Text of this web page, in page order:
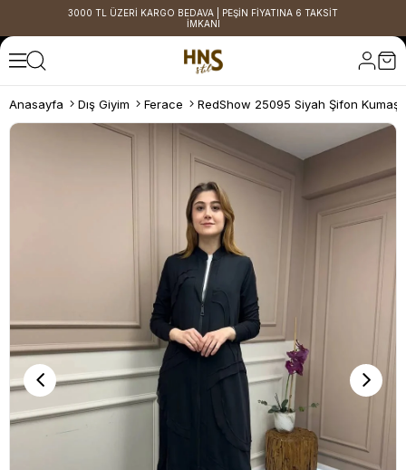
3000 TL ÜZERİ KARGO BEDAVA | PEŞİN FİYATINA 6 TAKSİT
İMKANI
Anasayfa Dış Giyim Ferace RedShow 25095 Siyah Şifon Kumaş